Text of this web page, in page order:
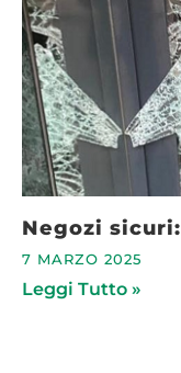
Negozi
7 MARZO 2025
Leggi Tutto »